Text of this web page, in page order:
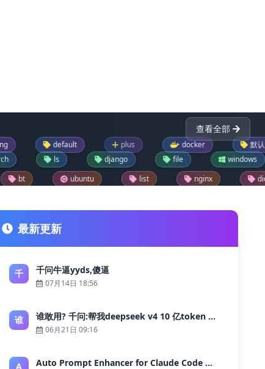
查看全部
default plus docker 默认
django windows
ubuntu list nginx
dictionary
git
最新更新
千 千问牛逼yyds,傻逼
07月14日 18:56
谁 谁敢用? 千问:帮我deepseek v4 10 亿token 大约多少花费 ?
06月21日 09:16
A Auto Prompt Enhancer for Claude Code — Building a Highly Reliable AI Programming Workflow